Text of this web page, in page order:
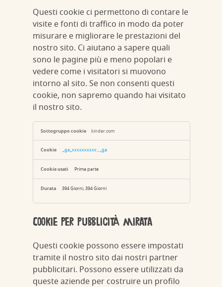
Questi cookie ci permettono di contare le
visite e fonti di traffico in modo da poter
misurare e migliorare le prestazioni del
nostro sito. Ci aiutano a sapere quali
sono le pagine più e meno popolari e
vedere come i visitatori si muovono
intorno al sito. Se non consenti questi
cookie, non sapremo quando hai visitato
il nostro sito.
Cookie
delle
kinder.com
_ga_xxxxxxxxxx, _ga
Prima parte
394 Giorni, 394 Giorni
Cookie per pubblicità mirata
Questi cookie possono essere impostati
tramite il nostro sito dai nostri partner
pubblicitari. Possono essere utilizzati da
queste aziende per costruire un profilo